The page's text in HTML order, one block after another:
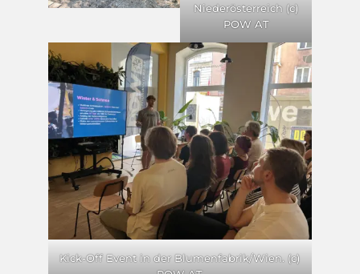
Niederösterreich (c)
POW AT
Kick-Off Event in der Blumenfabrik/Wien. (c)